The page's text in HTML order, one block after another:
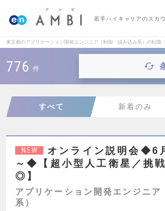
若手ハイキャリアのスカ
東京都のアプリケーション開発エンジニア（制御・組み込み系）の転職
776 件
すべて 新着のみ
NEW
オンライン説明会◆6
～◆【超小型人工衛星／挑
◎】
アプリケーション開発エンジニア
系）